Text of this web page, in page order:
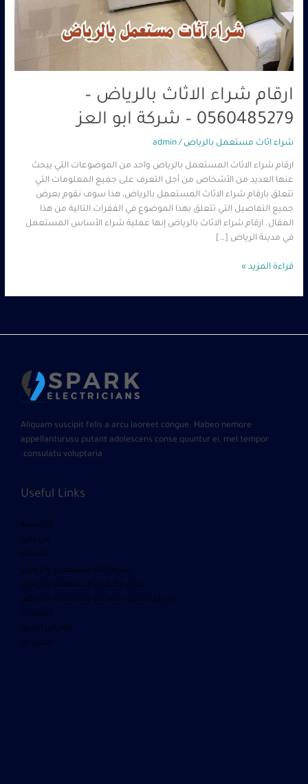
ارقام شراء الاثاث بالرياض –
0560485279 – شركة ابو العز
شراء اثاث مستعمل بالرياض /
admin
ارقام شراء الاثاث المستعمل بالرياض واحد من الموضوعات التي يبحث
عنها العديد من الأشخاص من أجل التعرف على جميع المعلومات التي
تتعلق بارقام شراء الاثاث المستعمل بالرياض، هذا سوف نقوم بعرض
جميع التفاصيل التي تتعلق بهذا الموضوع في الفقرات التالية من هذا
المقال. ارقام شراء الاثاث بالرياض إنها عملية شراء الأساس المستعمل
في مدينة الرياض […]
قراءة المزيد »
Aliquam suscipit felis a arcu laoreet congue. Habeo nemore
appellanturusu putant adolescens conse quuntur ei, mel tempor
consulatu voluptaria.
Useful Links
الرئيسية
من نحن
خدماتنا
شراء أثاث مستعمل بالرياض
شراء مكيفات مستعمله بالرياض
شراء معدات مطاعم مستعملة بالرياض
المقالات
معرض الصور
اتصل بنا